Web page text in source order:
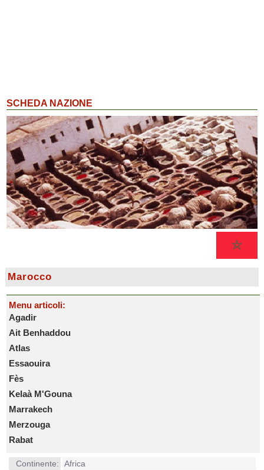
SCHEDA NAZIONE
Marocco
Menu articoli:
Agadir
Ait Benhaddou
Atlas
Essaouira
Fès
Kelaà M'Gouna
Marrakech
Merzouga
Rabat
Continente:
Africa